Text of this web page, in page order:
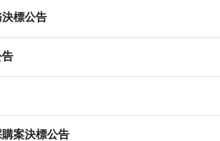
標公告
告
案決標公告